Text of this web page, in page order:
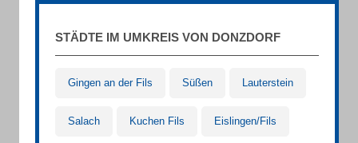
STÄDTE IM UMKREIS VON DONZDORF
Gingen an der Fils Süßen Lauterstein
Salach Kuchen Fils Eislingen/Fils